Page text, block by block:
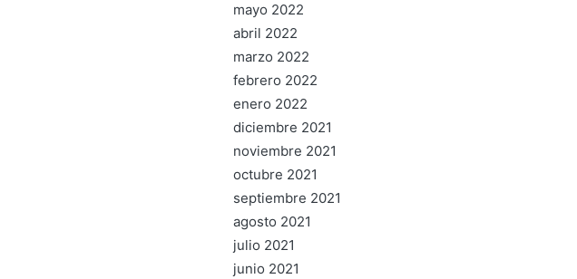
mayo 2022
abril 2022
marzo 2022
febrero 2022
enero 2022
diciembre 2021
noviembre 2021
octubre 2021
septiembre 2021
agosto 2021
julio 2021
junio 2021